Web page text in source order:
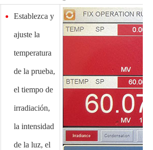
Establezca y
ajuste la
temperatura
de la prueba,
el tiempo de
irradiación,
la intensidad
de la luz, el